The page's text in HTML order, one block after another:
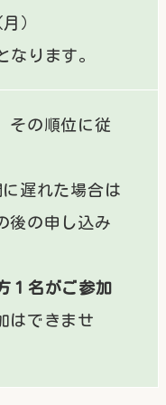
）
ります。
その順位に従
遅れた場合は
後の申し込み
１名がご参加
はできませ